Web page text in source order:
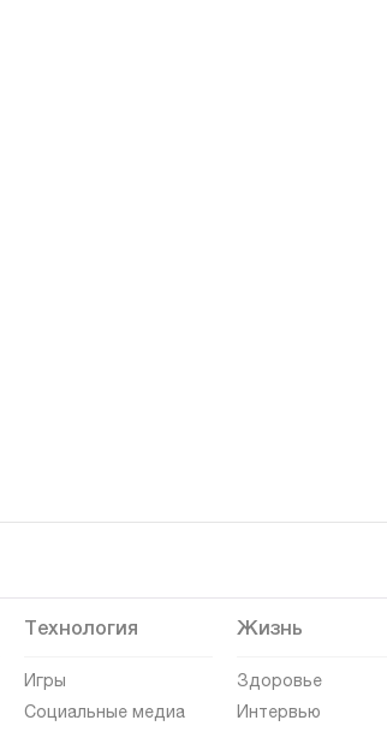
Технология
Игры
Социальные медиа
Жизнь
Здоровье
Интервью